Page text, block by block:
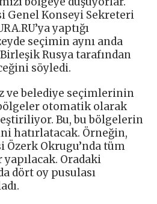
Genel Konseyi Sekreteri
yaptığı
seçimin aynı anda
Rusya tarafından
söyledi.
ve belediye seçimlerinin
bölgeler otomatik olarak
Bu, bu bölgelerin
hatırlatacak. Örneğin,
Özerk Okrugu’nda tüm
Oradaki
dört oy pusulası